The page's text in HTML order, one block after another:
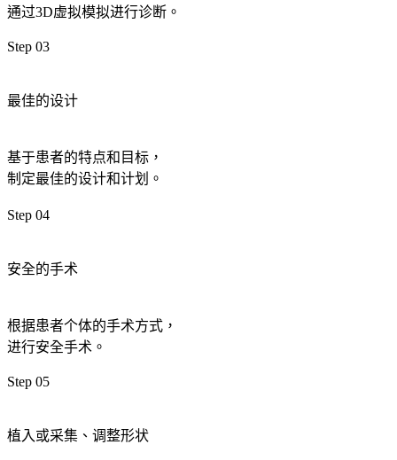
通过3D虚拟模拟进行诊断。
Step 03
最佳的设计
基于患者的特点和目标，
制定最佳的设计和计划。
Step 04
安全的手术
根据患者个体的手术方式，
进行安全手术。
Step 05
植入或采集、调整形状